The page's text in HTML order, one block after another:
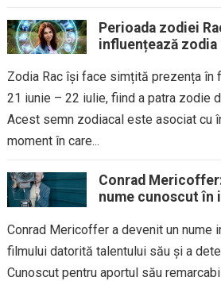
Perioada zodiei
influențează
Zodia Rac își face simțită prezența în
21 iunie – 22 iulie, fiind a patra zodie
Acest semn zodiacal este asociat cu
moment în care...
Conrad
nume cunoscut în
Conrad Mericoffer a devenit un nume
filmului datorită talentului său și a
Cunoscut pentru aportul său